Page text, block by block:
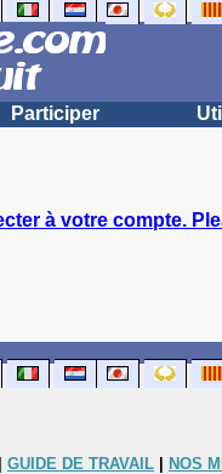
Participer
à votre compte.
GUIDE DE TRAVAIL NOS